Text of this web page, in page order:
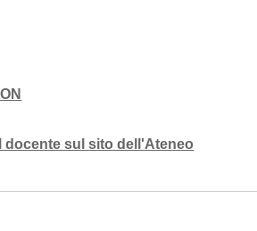
docente sul sito dell'Ateneo